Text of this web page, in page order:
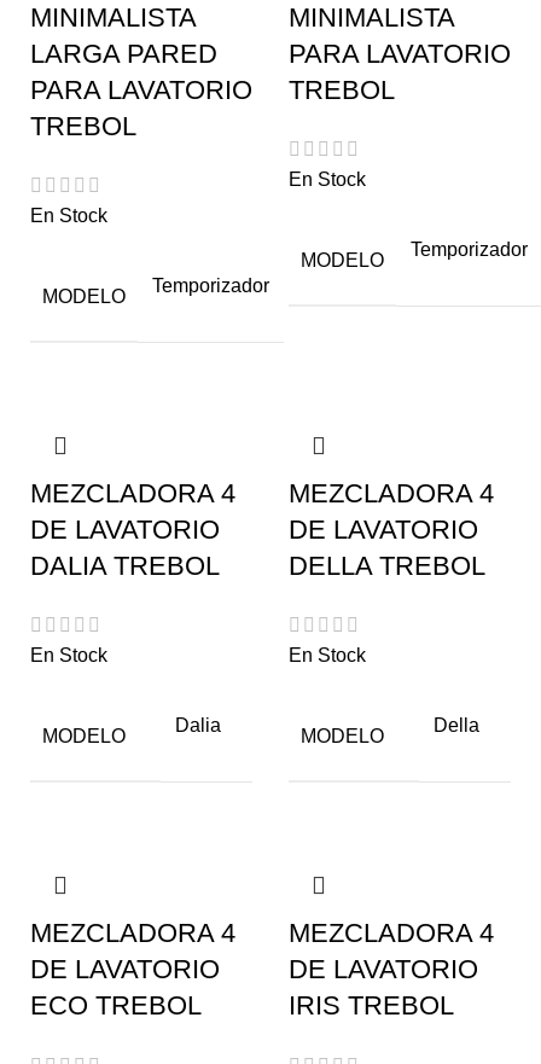
MINIMALISTA
LARGA PARED
PARA LAVATORIO
TREBOL
En Stock
MODELO
Temporizador
MINIMALISTA
PARA LAVATORIO
TREBOL
En Stock
MODELO
Temporizador
MEZCLADORA 4
DE LAVATORIO
DALIA TREBOL
En Stock
MODELO
Dalia
MEZCLADORA 4
DE LAVATORIO
DELLA TREBOL
En Stock
MODELO
Della
MEZCLADORA 4
DE LAVATORIO
ECO TREBOL
MEZCLADORA 4
DE LAVATORIO
IRIS TREBOL